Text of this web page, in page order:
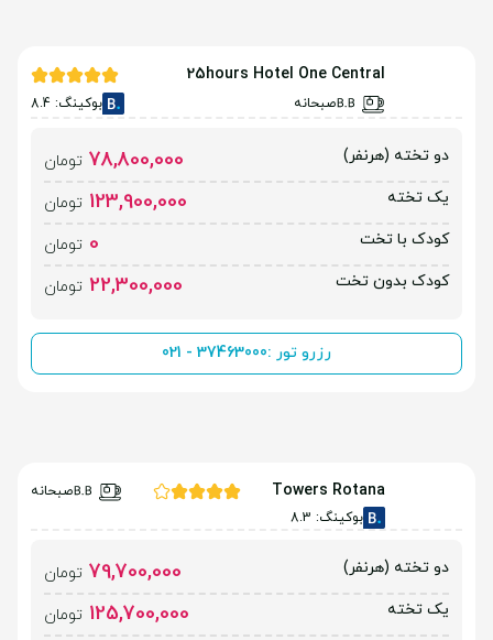
25hours Hotel One Central
صبحانه بوکینگ: 8.4
دو تخته (هرنفر) 78,800,000 تومان
یک تخته
123,900,000 تومان
کودک با تخت
0 تومان
کودک بدون تخت
22,300,000 تومان
رزرو تور :021 - 37463000
Towers Rotana
صبحانه
بوکینگ: 8.3
دو تخته (هرنفر) 79,700,000 تومان
یک تخته
125,700,000 تومان